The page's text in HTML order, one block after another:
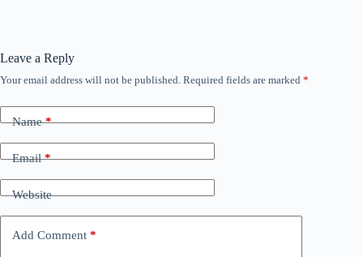
Leave a Reply
Your email address will not be published. Required fields are marked *
Name*
Email*
Website
Add Comment *